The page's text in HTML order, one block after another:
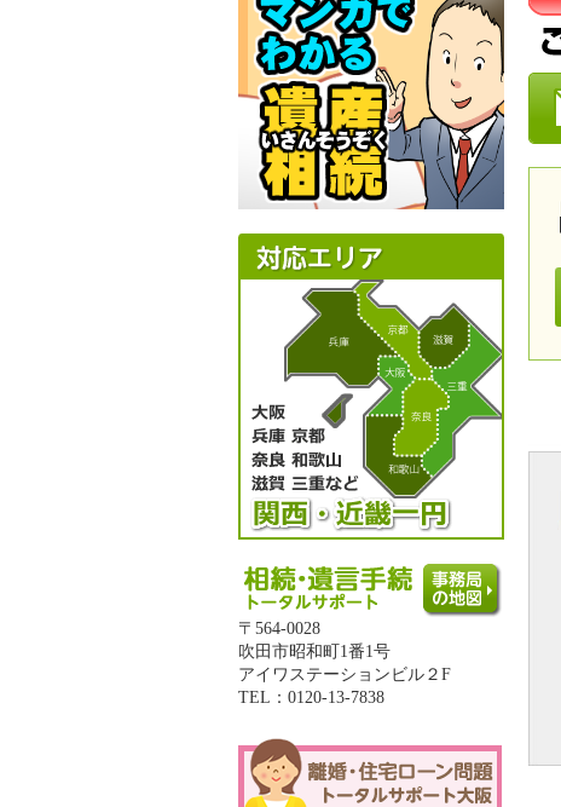
〒564-0028
吹田市昭和町1番1号
アイワステーションビル２F
TEL：0120-13-7838